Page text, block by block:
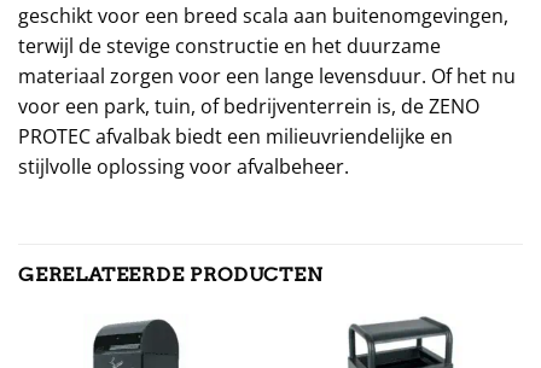
geschikt voor een breed scala aan buitenomgevingen,
terwijl de stevige constructie en het duurzame
materiaal zorgen voor een lange levensduur. Of het nu
voor een park, tuin, of bedrijventerrein is, de ZENO
PROTEC afvalbak biedt een milieuvriendelijke en
stijlvolle oplossing voor afvalbeheer.
GERELATEERDE PRODUCTEN